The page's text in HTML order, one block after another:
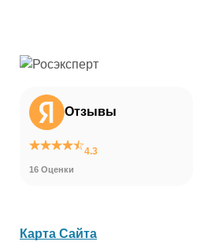
Отзывы
4.3
16 Оценки
Карта Сайта